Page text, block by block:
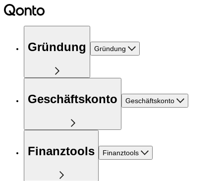
Gründung Gründung
Geschäftskonto Geschäftskonto
Finanztools Finanztools